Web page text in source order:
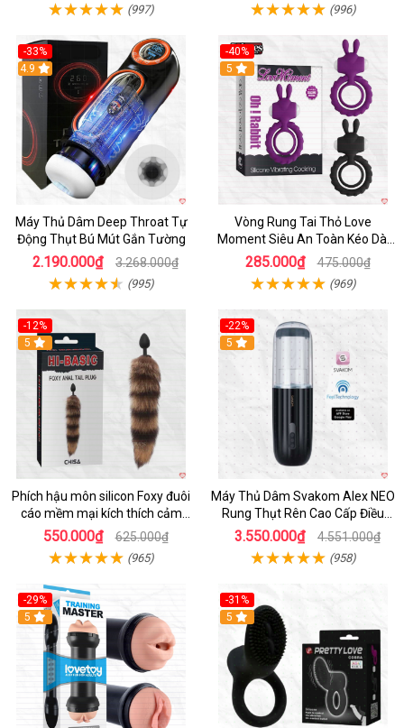
(997) (996)
-33%
Hot
4.9
Máy Thủ Dâm Deep Throat Tự
Động Thụt Bú Mút Gắn Tường
2.190.000₫ 3.268.000₫
(995)
-40%
5
Vòng Rung Tai Thỏ Love
Moment Siêu An Toàn Kéo Dài
Thời Gian
285.000₫ 475.000₫
(969)
-12%
Hot
5
Phích hậu môn silicon Foxy đuôi
cáo mềm mại kích thích cảm
giác mới
550.000₫ 625.000₫
(965)
-22%
5
Máy Thủ Dâm Svakom Alex NEO
Rung Thụt Rên Cao Cấp Điều
Khiển App
3.550.000₫ 4.551.000₫
(958)
-29%
Hot
5
-31%
5